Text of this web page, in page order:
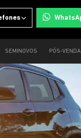
SEMINOVOS PÓS-